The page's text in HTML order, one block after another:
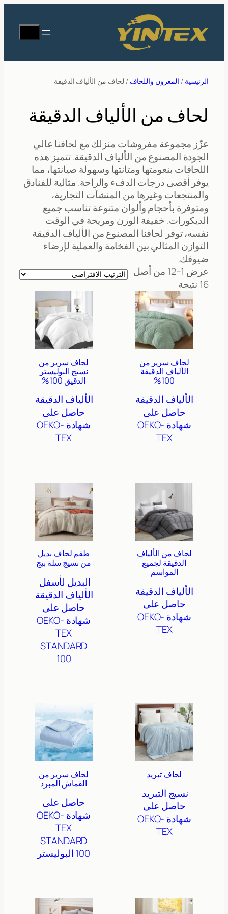
المحتوى
الرئيسية / المعزون واللحاف / لحاف من الألياف الدقيقة
لحاف من الألياف الدقيقة
عزّز مجموعة مفروشات منزلك مع لحافنا عالي
الجودة المصنوع من الألياف الدقيقة. تتميز هذه
اللحافات بنعومتها ومتانتها وسهولة صيانتها، مما
يوفر أقصى درجات الدفء والراحة. مثالية للفنادق
والمنتجعات وغيرها من المنشآت التجارية،
ومتوفرة بأحجام وألوان متنوعة تناسب جميع
الديكورات. خفيفة الوزن ومريحة في الوقت
نفسه، توفر لحافنا المصنوع من الألياف الدقيقة
التوازن المثالي بين الفخامة والعملية لإرضاء
ضيوفك.
عرض 1–12 من أصل
16 نتيجة
لحاف سرير من
الألياف الدقيقة
100%
الألياف الدقيقة
حاصل على
شهادة OEKO-
TEX
لحاف سرير من
نسيج البوليستر
الدقيق 100%
الألياف الدقيقة
حاصل على
شهادة OEKO-
TEX
لحاف من الألياف
الدقيقة لجميع
المواسم
الألياف الدقيقة
حاصل على
شهادة OEKO-
TEX
طقم لحاف بديل
من نسيج سلة بيج
البديل لأسفل
الألياف الدقيقة
حاصل على
شهادة OEKO-
TEX
STANDARD
100
لحاف تبريد
نسيج التبريد
حاصل على
شهادة OEKO-
TEX
لحاف سرير من
القماش المبرد
حاصل على
شهادة OEKO-
TEX
STANDARD
100البوليستر